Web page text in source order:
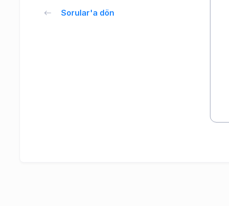
Sorular'a dön